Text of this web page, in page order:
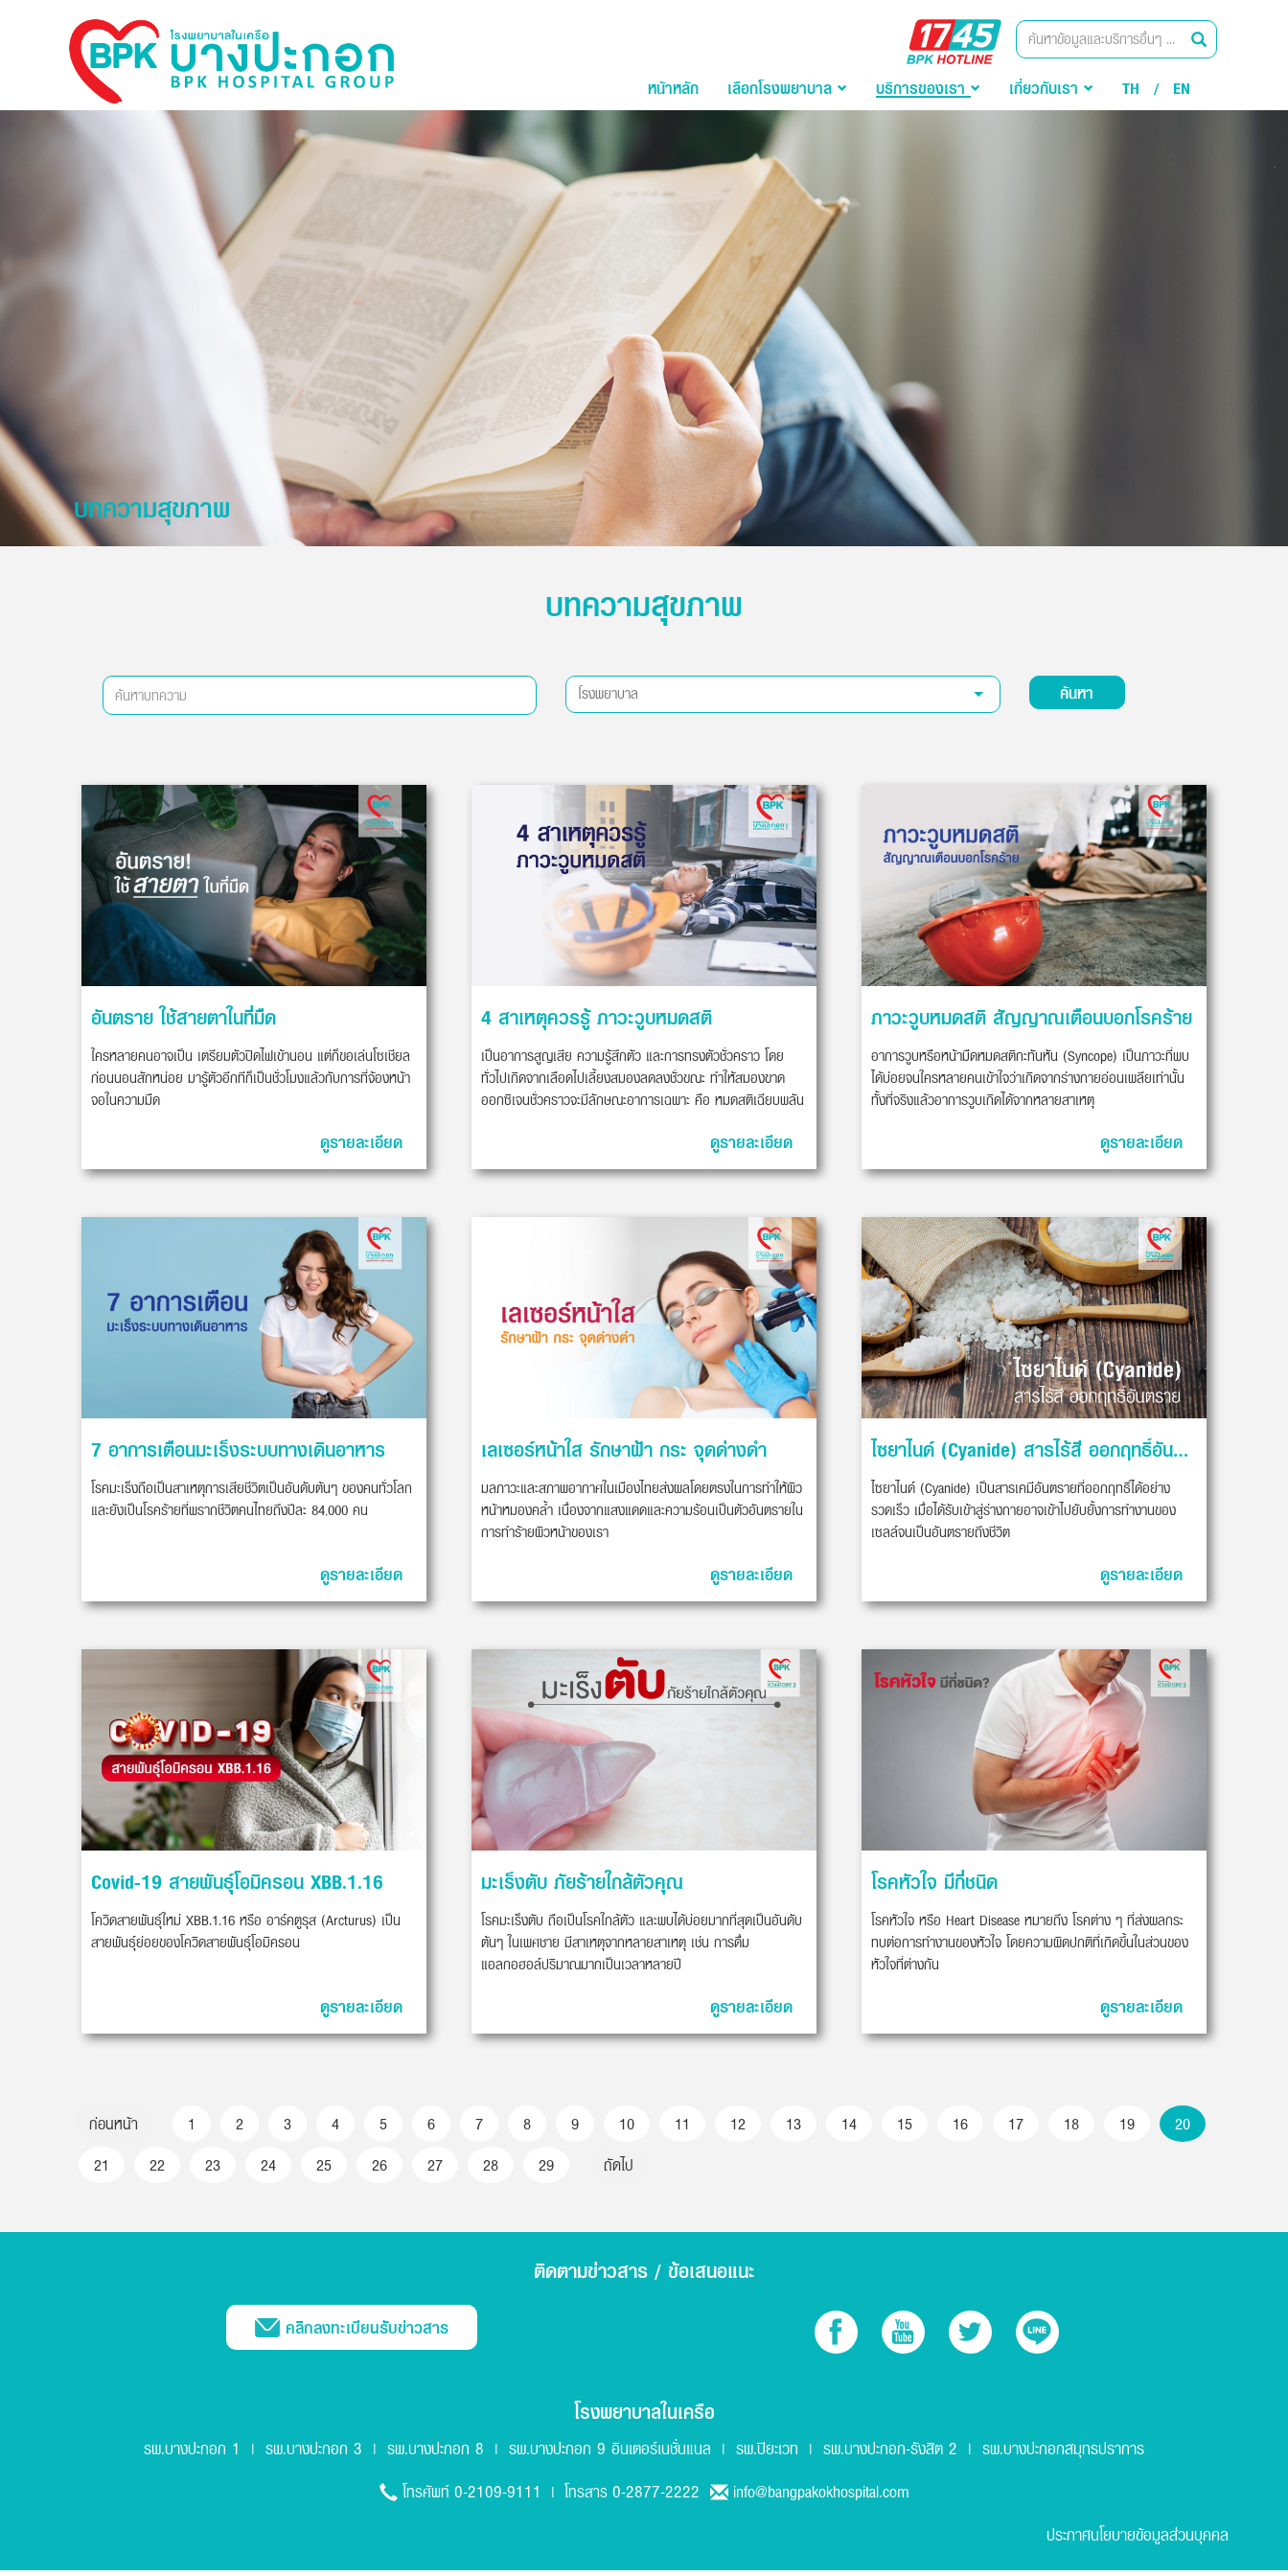
Bangpakok
Hospital
BPK
Hotline
ค้นหา
หน้าหลัก เลือกโรงพยาบาล บริการของเรา เกี่ยวกับเรา TH / EN
บทความสุขภาพ
บทความสุขภาพ
ค้นหา
อันตราย ใช้สายตาในที่มืด
ใครหลายคนอาจเป็น เตรียมตัวปิดไฟเข้านอน แต่ก็ขอเล่นโซเชียล
ก่อนนอนสักหน่อย มารู้ตัวอีกทีก็เป็นชั่วโมงแล้วกับการที่จ้องหน้า
จอในความมืด
ดูรายละเอียด
4 สาเหตุควรรู้ ภาวะวูบหมดสติ
เป็นอาการสูญเสีย ความรู้สึกตัว และการทรงตัวชั่วคราว โดย
ทั่วไปเกิดจากเลือดไปเลี้ยงสมองลดลงชั่วขณะ ทำให้สมองขาด
ออกซิเจนชั่วคราวจะมีลักษณะอาการเฉพาะ คือ หมดสติเฉียบพลัน
ดูรายละเอียด
ภาวะวูบหมดสติ สัญญาณเตือนบอกโรคร้าย
อาการวูบหรือหน้ามืดหมดสติกะทันหัน (Syncope) เป็นภาวะที่พบ
ได้บ่อยจนใครหลายคนเข้าใจว่าเกิดจากร่างกายอ่อนเพลียเท่านั้น
ทั้งที่จริงแล้วอาการวูบเกิดได้จากหลายสาเหตุ
ดูรายละเอียด
7 อาการเตือนมะเร็งระบบทางเดินอาหาร
โรคมะเร็งถือเป็นสาเหตุการเสียชีวิตเป็นอันดับต้นๆ ของคนทั่วโลก
และยังเป็นโรคร้ายที่พรากชีวิตคนไทยถึงปีละ 84,000 คน
ดูรายละเอียด
เลเซอร์หน้าใส รักษาฝ้า กระ จุดด่างดำ
มลภาวะและสภาพอากาศในเมืองไทยส่งผลโดยตรงในการทำให้ผิว
หน้าหมองคล้ำ เนื่องจากแสงแดดและความร้อนเป็นตัวอันตรายใน
การทำร้ายผิวหน้าของเรา
ดูรายละเอียด
ไซยาไนด์ (Cyanide) สารไร้สี ออกฤทธิ์อันตราย
ไซยาไนด์ (Cyanide) เป็นสารเคมีอันตรายที่ออกฤทธิ์ได้อย่าง
รวดเร็ว เมื่อได้รับเข้าสู่ร่างกายอาจเข้าไปยับยั้งการทำงานของ
เซลล์จนเป็นอันตรายถึงชีวิต
ดูรายละเอียด
Covid-19 สายพันธุ์โอมิครอน XBB.1.16
โควิดสายพันธุ์ใหม่ XBB.1.16 หรือ อาร์คตูรุส (Arcturus) เป็น
สายพันธุ์ย่อยของโควิดสายพันธุ์โอมิครอน
ดูรายละเอียด
มะเร็งตับ ภัยร้ายใกล้ตัวคุณ
โรคมะเร็งตับ ถือเป็นโรคใกล้ตัว และพบได้บ่อยมากที่สุดเป็นอันดับ
ต้นๆ ในเพศชาย มีสาเหตุจากหลายสาเหตุ เช่น การดื่ม
แอลกอฮอล์ปริมาณมากเป็นเวลาหลายปี
ดูรายละเอียด
โรคหัวใจ มีกี่ชนิด
โรคหัวใจ หรือ Heart Disease หมายถึง โรคต่าง ๆ ที่ส่งผลกระ
ทบต่อการทำงานของหัวใจ โดยความผิดปกติที่เกิดขึ้นในส่วนของ
หัวใจที่ต่างกัน
ดูรายละเอียด
ก่อนหน้า 1 2 3 4 5 6 7 8 9 10 11 12 13 14 15 16 17 18 19
20
21
22 23 24 25 26 27 28 29 ถัดไป
ติดตามข่าวสาร / ข้อเสนอแนะ
คลิกลงทะเบียนรับข่าวสาร
โรงพยาบาลในเครือ
รพ.บางปะกอก 1 | รพ.บางปะกอก 3 | รพ.บางปะกอก 8 | รพ.บางปะกอก 9 อินเตอร์เนชั่นแนล | รพ.ปิยะเวท | รพ.บางปะกอก-รังสิต 2 | รพ.บางปะกอกสมุทรปราการ
โทรศัพท์0-2109-9111 | โทรสาร0-2877-2222
info@bangpakokhospital.com
ประกาศนโยบายข้อมูลส่วนบุคคล